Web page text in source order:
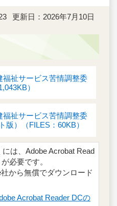
更新日：2026年7月10日
福祉サービス苦情調整委
）
福祉サービス苦情調整委
版）（FILES：60KB）
は、Adobe Acrobat Read
必要です。
から無償でダウンロード
Acrobat Reader DCの